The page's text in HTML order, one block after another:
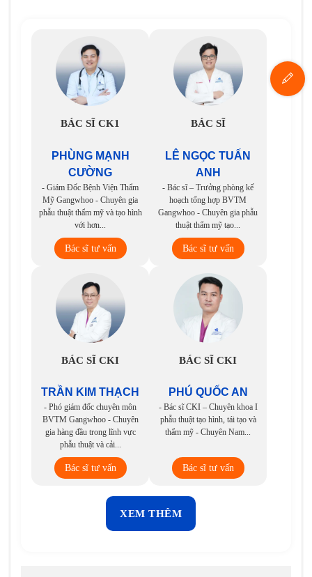
BÁC SĨ CK1
PHÙNG MẠNH
CƯỜNG
- Giám Đốc Bệnh Viện Thẩm
Mỹ Gangwhoo - Chuyên gia
phẫu thuật thẩm mỹ và tạo hình
với hơn...
Bác sĩ tư vấn
BÁC SĨ
LÊ NGỌC TUẤN
ANH
- Bác sĩ – Trưởng phòng kế
hoạch tổng hợp BVTM
Gangwhoo - Chuyên gia phẫu
thuật thẩm mỹ tạo...
Bác sĩ tư vấn
BÁC SĨ CKI
TRẦN KIM THẠCH
- Phó giám đốc chuyên môn
BVTM Gangwhoo - Chuyên
gia hàng đầu trong lĩnh vực
phẫu thuật và cải...
Bác sĩ tư vấn
BÁC SĨ CKI
PHÚ QUỐC AN
- Bác sĩ CKI – Chuyên khoa I
phẫu thuật tạo hình, tái tạo và
thẩm mỹ - Chuyên Nam...
Bác sĩ tư vấn
XEM THÊM